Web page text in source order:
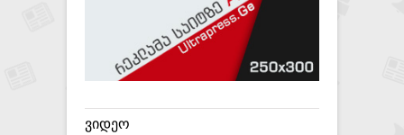
ᲕᲘᲓᲔᲝ